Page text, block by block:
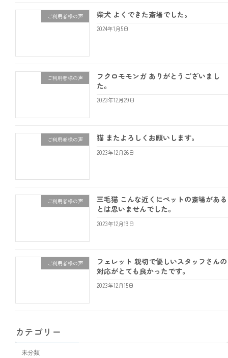
ご利用者様の声 柴犬 よくできた斎場でした。
2024年1月5日
ご利用者様の声
フクロモモンガ ありがとうございまし
た。
2023年12月29日
ご利用者様の声 猫 またよろしくお願いします。
2023年12月26日
ご利用者様の声
三毛猫 こんな近くにペットの斎場がある
とは思いませんでした。
2023年12月19日
ご利用者様の声
フェレット 親切で優しいスタッフさんの
対応がとても良かったです。
2023年12月15日
カテゴリー
未分類